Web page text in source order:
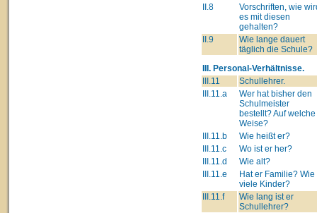
II.8
Vorschriften, wie
es mit diesen
gehalten?
II.9
Wie lange dauert
täglich die Schule?
III. Personal-Verhältnisse.
III.11
Schullehrer.
III.11.a
Wer hat bisher den
Schulmeister
bestellt? Auf welche
Weise?
III.11.b
Wie heißt er?
III.11.c
Wo ist er her?
III.11.d
Wie alt?
III.11.e
Hat er Familie? Wie
viele Kinder?
III.11.f
Wie lang ist er
Schullehrer?